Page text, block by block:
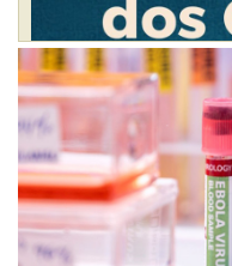
Notícias